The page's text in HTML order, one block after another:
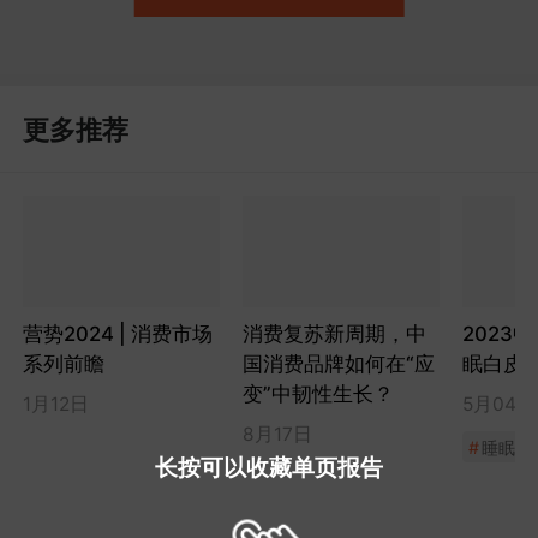
长按可以收藏单页报告
更多推荐
营势2024 | 消费市场
系列前瞻
1月12日
消费复苏新周期，中
国消费品牌如何在“应
变”中韧性生长？
8月17日
2023中
眠白皮
5月04日
# 睡眠经